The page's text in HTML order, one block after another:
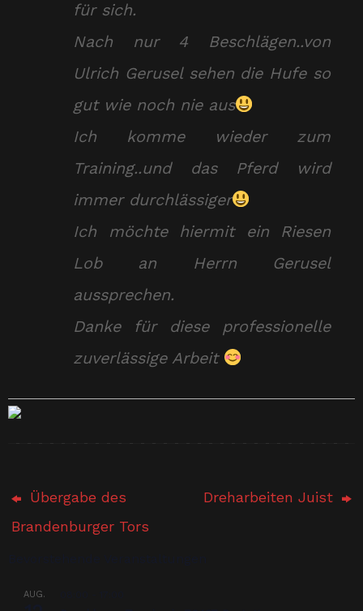
für sich.
Nach nur 4 Beschlägen..von
Ulrich Gerusel sehen die Hufe so
gut wie noch nie aus
Ich komme wieder zum
Training..und das Pferd wird
immer durchlässiger
Ich möchte hiermit ein Riesen
Lob an Herrn Gerusel
aussprechen.
Danke für diese professionelle
zuverlässige Arbeit
Übergabe des
Brandenburger Tors
Dreharbeiten Juist
AUG.